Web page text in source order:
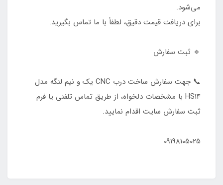
می‌شود.
برای دریافت قیمت دقیق، لطفاً با ما تماس بگیرید.
🔹 ثبت سفارش
📞 جهت سفارش ساخت درب CNC یک و نیم لنگه مدل
HS14 با مشخصات دلخواه، از طریق تماس تلفنی یا فرم
ثبت سفارش سایت اقدام نمایید.
09198105025